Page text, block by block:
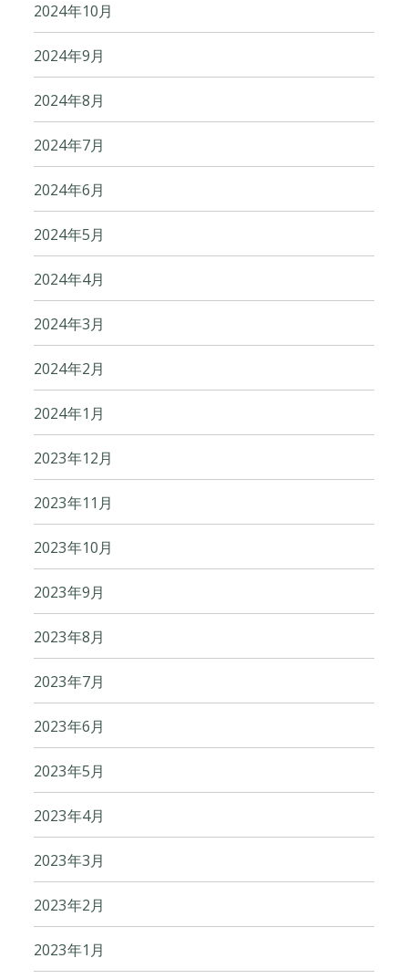
2024年10月
2024年9月
2024年8月
2024年7月
2024年6月
2024年5月
2024年4月
2024年3月
2024年2月
2024年1月
2023年12月
2023年11月
2023年10月
2023年9月
2023年8月
2023年7月
2023年6月
2023年5月
2023年4月
2023年3月
2023年2月
2023年1月